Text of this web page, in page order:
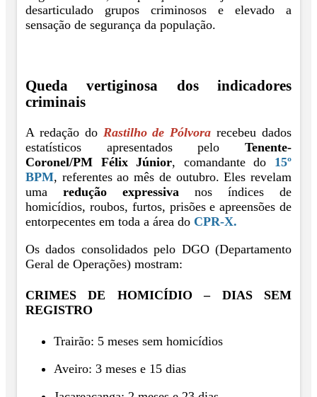
desarticulado grupos criminosos e elevado a
sensação de segurança da população.
Queda vertiginosa dos indicadores
criminais
A redação do Rastilho de Pólvora recebeu dados
estatísticos apresentados pelo Tenente-
Coronel/PM Félix Júnior, comandante do 15º
BPM, referentes ao mês de outubro. Eles revelam
uma redução expressiva nos índices de
homicídios, roubos, furtos, prisões e apreensões de
entorpecentes em toda a área do CPR-X.
Os dados consolidados pelo DGO (Departamento
Geral de Operações) mostram:
CRIMES DE HOMICÍDIO – DIAS SEM
REGISTRO
Trairão: 5 meses sem homicídios
Aveiro: 3 meses e 15 dias